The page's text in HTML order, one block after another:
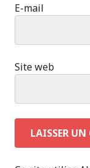
E-mail
Site web